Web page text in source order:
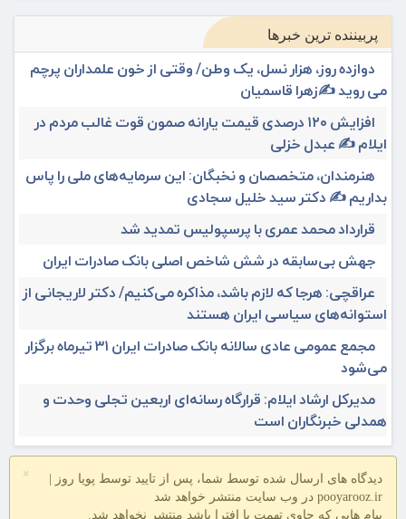
پربیننده ترین خبرها
دوازده روز، هزار نسل، یک وطن/ وقتی از خون علمداران پرچم
می روید ✍️زهرا قاسمیان
افزایش ۱۲۰ درصدی قیمت یارانه صمون قوت غالب مردم در
ایلام ✍️ عبدل خزلی
هنرمندان، متخصصان و نخبگان: این سرمایه‌های ملی را پاس
بداریم ✍️ دکتر سید خلیل سجادی
قرارداد محمد عمری با پرسپولیس تمدید شد
جهش بی‌سابقه در شش شاخص اصلی بانک صادرات ایران
عراقچی: هرجا که لازم باشد، مذاکره می‌کنیم/ دکتر لاریجانی از
استوانه‌های سیاسی ایران هستند
مجمع عمومی عادی سالانه بانک صادرات ایران ۳۱ تیرماه برگزار
می‌شود
مدیرکل ارشاد ایلام: قرارگاه رسانه‌ای اربعین تجلی وحدت و
همدلی خبرنگاران است
×
دیدگاه های ارسال شده توسط شما، پس از تایید توسط پویا روز |
pooyarooz.ir در وب سایت منتشر خواهد شد
پیام هایی که حاوی تهمت یا افترا باشد منتشر نخواهد شد.